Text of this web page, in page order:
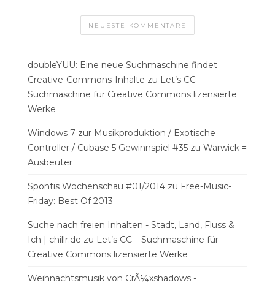
NEUESTE KOMMENTARE
doubleYUU: Eine neue Suchmaschine findet
Creative-Commons-Inhalte zu Let’s CC –
Suchmaschine für Creative Commons lizensierte
Werke
Windows 7 zur Musikproduktion / Exotische
Controller / Cubase 5 Gewinnspiel #35 zu Warwick =
Ausbeuter
Spontis Wochenschau #01/2014 zu Free-Music-
Friday: Best Of 2013
Suche nach freien Inhalten - Stadt, Land, Fluss &
Ich | chillr.de zu Let’s CC – Suchmaschine für
Creative Commons lizensierte Werke
Weihnachtsmusik von CrÃ¼xshadows -